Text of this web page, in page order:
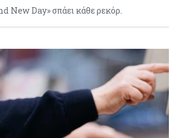
New Day» σπάει κάθε ρεκόρ.